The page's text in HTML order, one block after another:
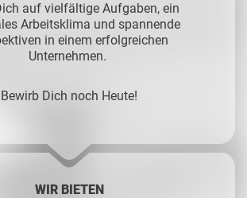
auf vielfältige Aufgaben, ein
Arbeitsklima und spannende
in einem erfolgreichen
Unternehmen.
Bewirb Dich noch Heute!
WIR BIETEN